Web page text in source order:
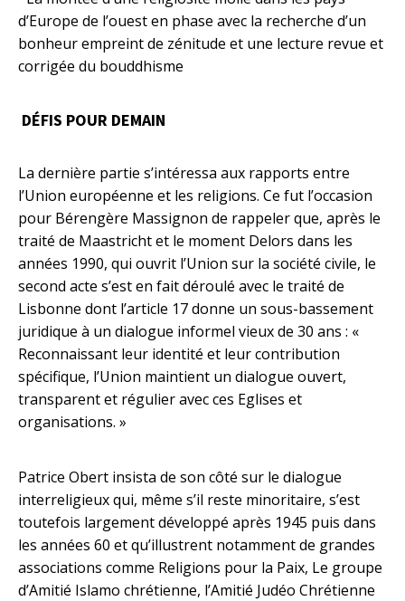
d’Europe de l’ouest en phase avec la recherche d’un
bonheur empreint de zénitude et une lecture revue et
corrigée du bouddhisme
DÉFIS POUR DEMAIN
La dernière partie s’intéressa aux rapports entre
l’Union européenne et les religions. Ce fut l’occasion
pour Bérengère Massignon de rappeler que, après le
traité de Maastricht et le moment Delors dans les
années 1990, qui ouvrit l’Union sur la société civile, le
second acte s’est en fait déroulé avec le traité de
Lisbonne dont l’article 17 donne un sous-bassement
juridique à un dialogue informel vieux de 30 ans : «
Reconnaissant leur identité et leur contribution
spécifique, l’Union maintient un dialogue ouvert,
transparent et régulier avec ces Eglises et
organisations. »
Patrice Obert insista de son côté sur le dialogue
interreligieux qui, même s’il reste minoritaire, s’est
toutefois largement développé après 1945 puis dans
les années 60 et qu’illustrent notamment de grandes
associations comme Religions pour la Paix, Le groupe
d’Amitié Islamo chrétienne, l’Amitié Judéo Chrétienne